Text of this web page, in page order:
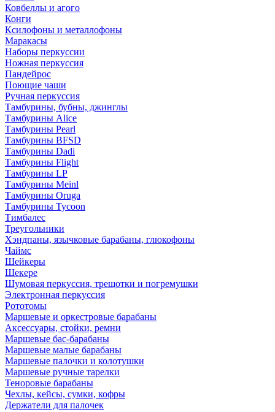
Ковбеллы и агого
Конги
Ксилофоны и металлофоны
Маракасы
Наборы перкуссии
Ножная перкуссия
Пандейрос
Поющие чаши
Ручная перкуссия
Тамбурины, бубны, джинглы
Тамбурины Alice
Тамбурины Pearl
Тамбурины BFSD
Тамбурины Dadi
Тамбурины Flight
Тамбурины LP
Тамбурины Meinl
Тамбурины Oruga
Тамбурины Tycoon
Тимбалес
Треугольники
Хэндпаны, язычковые барабаны, глюкофоны
Чаймс
Шейкеры
Шекере
Шумовая перкуссия, трещотки и погремушки
Электронная перкуссия
Рототомы
Маршевые и оркестровые барабаны
Аксессуары, стойки, ремни
Маршевые бас-барабаны
Маршевые малые барабаны
Маршевые палочки и колотушки
Маршевые ручные тарелки
Теноровые барабаны
Чехлы, кейсы, сумки, кофры
Держатели для палочек